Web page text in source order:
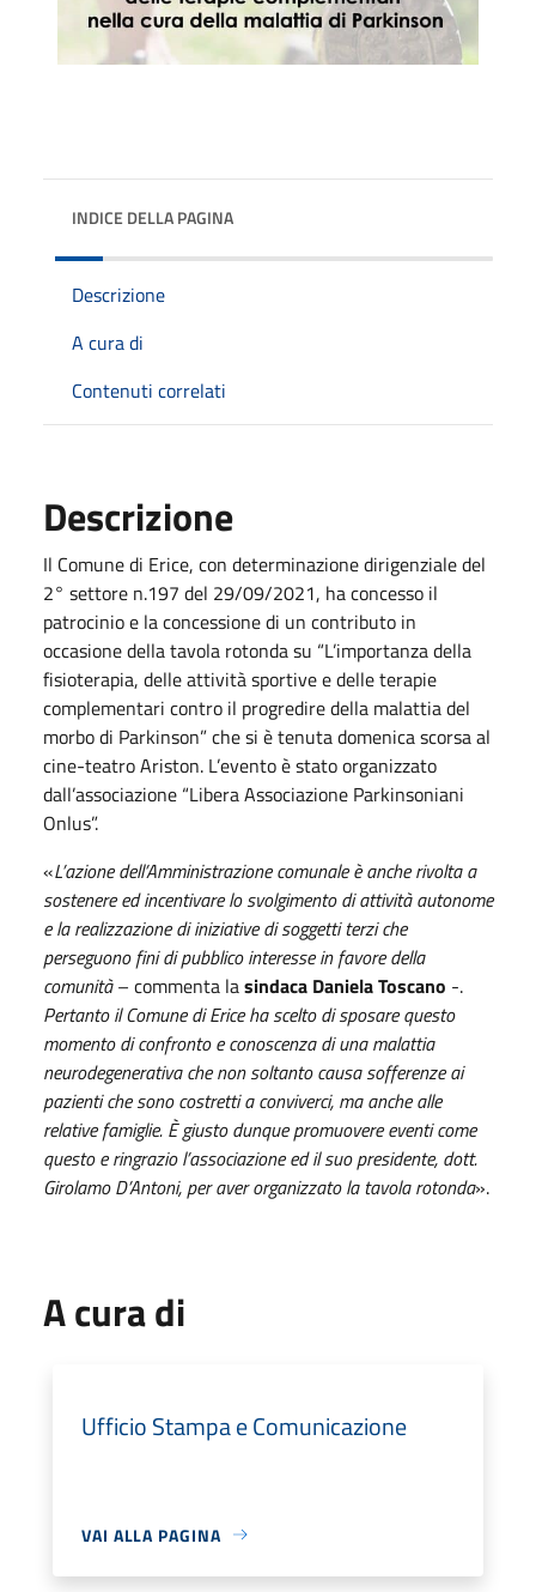
INDICE DELLA PAGINA
Descrizione
A cura di
Contenuti correlati
Descrizione
Il Comune di Erice, con determinazione dirigenziale del
2° settore n.197 del 29/09/2021, ha concesso il
patrocinio e la concessione di un contributo in
occasione della tavola rotonda su “L’importanza della
fisioterapia, delle attività sportive e delle terapie
complementari contro il progredire della malattia del
morbo di Parkinson” che si è tenuta domenica scorsa al
cine-teatro Ariston. L’evento è stato organizzato
dall’associazione “Libera Associazione Parkinsoniani
Onlus”.
«L’azione dell’Amministrazione comunale è anche rivolta a
sostenere ed incentivare lo svolgimento di attività autonome
e la realizzazione di iniziative di soggetti terzi che
perseguono fini di pubblico interesse in favore della
comunità– commenta lasindaca Daniela Toscano -.
Pertanto il Comune di Erice ha scelto di sposare questo
momento di confronto e conoscenza di una malattia
neurodegenerativa che non soltanto causa sofferenze ai
pazienti che sono costretti a conviverci, ma anche alle
relative famiglie. È giusto dunque promuovere eventi come
questo e ringrazio l’associazione ed il suo presidente, dott.
Girolamo D’Antoni, per aver organizzato la tavola rotonda».
A cura di
Ufficio Stampa e Comunicazione
VAI ALLA PAGINA